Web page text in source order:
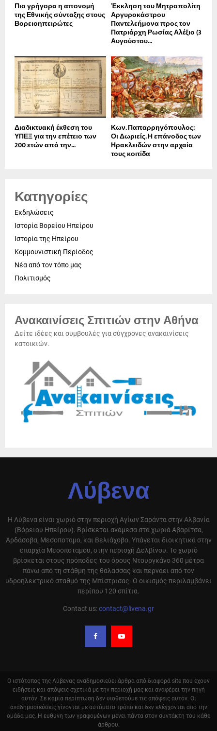
Πιο γρήγορα η απονοµή
της Εθνικής σύνταξης στους
Βορειοηπειρώτες
Έκκληση του Μητροπολίτη
Αργυροκάστρου
Παντελεήμονα προς τον
Πατριάρχη Ρωσίας Αλέξιο (3
Αυγούστου...
Διαδικτυακή έκθεση του
ΥΠΕΞ για την επέτειο των
200 ετών από την...
Κων. Παπαρρηγόπουλος:
Οι Δωριείς. Η επάνοδος των
Ηρακλειδών στην αρχαία
τους κοιτίδα
Κατηγορίες
Εκδηλώσεις
Ιστορία Βορείου Ηπείρου
Ιστορία της Ηπείρου
Κομμουνιστική Περίοδος
Νέα από τον τόπο μας
Πολιτισμός
Ανακαινίσεις Σπιτιών στην Αθήνα
Δείτε ιδέες και συμβουλές για σύγχρονες ανακαινίσεις
κατοικιών.
Λύβενα
Η Λύβενα είναι χωριό στην περιοχή Αγίων Σαράντα στην Αλβανία
(Βόρειου Ηπείρου). Βρίσκεται ανάμεσα στα χωριά Αβαρίτσα,
Αρδάσοβα, Μεσοποταμο, και Βελιάχοβο. Υπάγεται διοικητικά στην
επαρχία Μεσοποταμου, στην περιοχή Δελβίνου. Το χωριό
βρίσκεται στους πρόποδες του όρους Ντουργκάνο 360 μέτρα
πάνω από τη στάθμη της θάλασσας και περνάει από τον
υδροηλεκτρικό σταθμό της Μπίστρισας. Ο οικισμός περιλαμβάνει
περίπου 120 σπίτια.
Contact us:contact@livena.gr
Ο ιστότοπος της Λύβενας αναδημοσιεύει άρθρα από διαφορά site που έχουν
ειδήσεις και απόψεις σχετικά με την περιοχή μας και αναφέρει την πηγή
αυτόν. Σε καμία περίπτωση δεν υιοθετούμε τις απόψεις αυτόν. Οι
αναδημοσιεύσεις γίνονται με αυτόματο τρόπο και δεν ελέγχονται από την
ομάδα μας. Η ευθύνη των γραφομένων μένει πάντα στον συντάκτη του κάθε
άρθρου.